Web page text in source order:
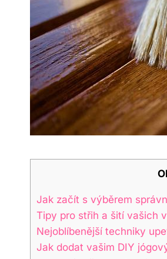
Jak začít s výběrem
Tipy pro střih a šití vašich
Nejoblíbenější techniky
Jak dodat vašim DIY